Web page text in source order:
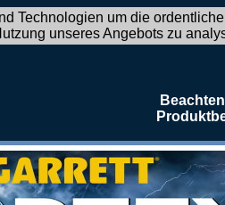
Technologien um die
unseres Angebots zu